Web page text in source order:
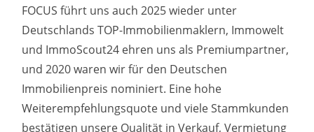
FOCUS führt uns auch 2025 wieder unter
Deutschlands TOP-Immobilienmaklern, Immowelt
und ImmoScout24 ehren uns als Premiumpartner,
und 2020 waren wir für den Deutschen
Immobilienpreis nominiert. Eine hohe
Weiterempfehlungsquote und viele Stammkunden
bestätigen unsere Qualität in Verkauf, Vermietung